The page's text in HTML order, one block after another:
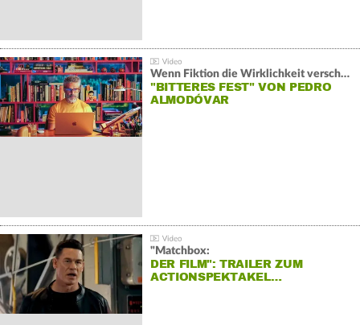
Wenn Fiktion die Wirklichkeit verschiebt:
"BITTERES FEST" VON PEDRO
ALMODÓVAR
"Matchbox:
DER FILM": TRAILER ZUM
ACTIONSPEKTAKEL…